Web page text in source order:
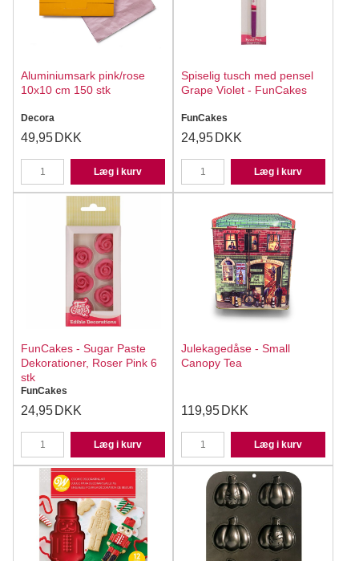
Aluminiumsark pink/rose
10x10 cm 150 stk
Decora
49,95 DKK
Læg i kurv
Spiselig tusch med pensel
Grape Violet - FunCakes
FunCakes
24,95 DKK
Læg i kurv
FunCakes - Sugar Paste
Dekorationer, Roser Pink 6
stk
FunCakes
24,95 DKK
Læg i kurv
Julekagedåse - Small
Canopy Tea
119,95 DKK
Læg i kurv